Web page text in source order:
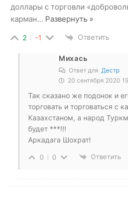
доллары с торговли
карман… Развернуть »
2 -1 Ответить
Михась
Ответ для Дестр
20 сентября 2020
Так сказано же подонок и
торговать и торговаться с
Казахстаном, а народ
будет ***!!!
Аркадага Шохрат!
0 0 Ответить